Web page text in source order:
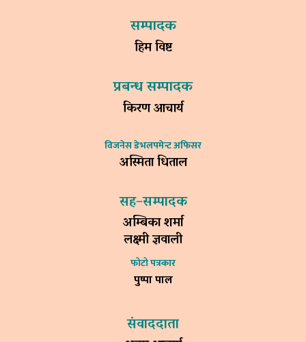
सम्पादक
हिम विष्ट
प्रबन्ध सम्पादक
किरण आचार्य
विजनेस डेभलपमेन्ट अफिसर
अस्मिता धिताल
सह–सम्पादक
अम्बिका शर्मा
लक्ष्मी ज्ञवाली
फोटो पत्रकार
पुष्पा पाल
संवाददाता